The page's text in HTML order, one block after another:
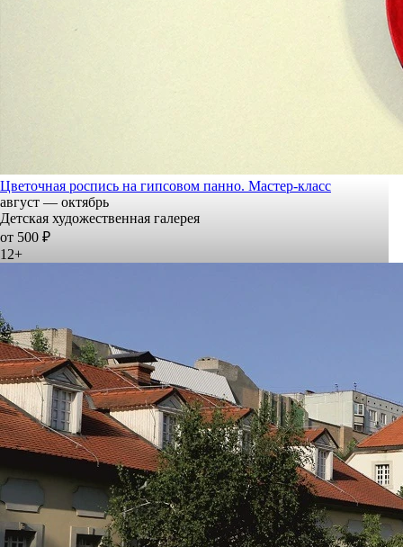
Цветочная роспись на гипсовом панно. Мастер-класс
август — октябрь
Детская художественная галерея
от 500 ₽
12+